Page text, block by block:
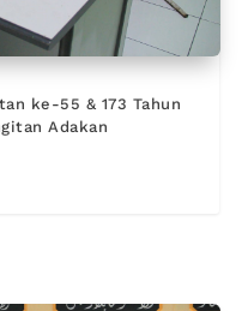
ke-55 & 173 Tahun
Adakan